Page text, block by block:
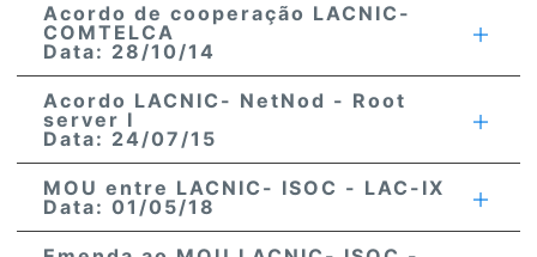
Acordo de cooperação LACNIC-
COMTELCA
Data: 28/10/14
Acordo LACNIC- NetNod - Root
server I
Data: 24/07/15
MOU entre LACNIC- ISOC - LAC-IX
Data: 01/05/18